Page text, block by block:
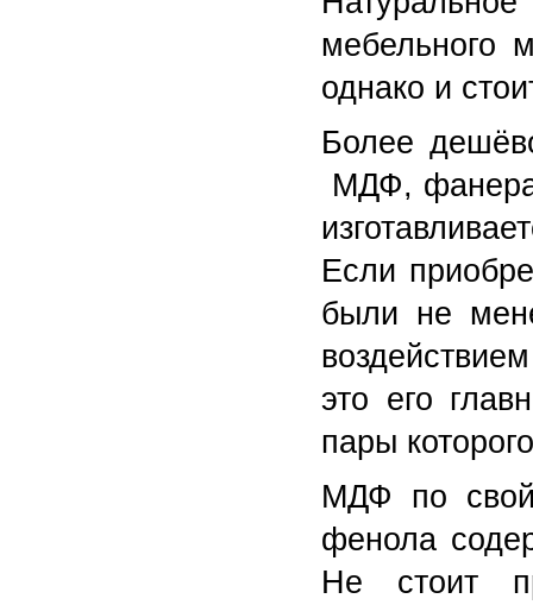
мебельного
однако и
Более
МДФ,
Если
были не
это его
пары
МДФ по
фенола
Не стоит